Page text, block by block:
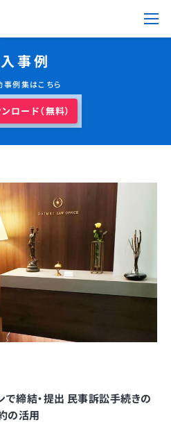
事例
事例集はこちら
ロード（無料）
で締結・提出 民事訴訟手続きの
の活用